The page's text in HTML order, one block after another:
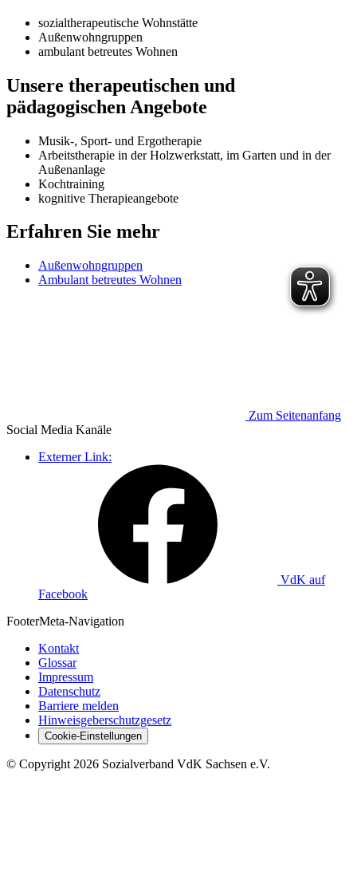
sozialtherapeutische Wohnstätte
Außenwohngruppen
ambulant betreutes Wohnen
Unsere therapeutischen und
pädagogischen Angebote
Musik-, Sport- und Ergotherapie
Arbeitstherapie in der Holzwerkstatt, im Garten und in der
Außenanlage
Kochtraining
kognitive Therapieangebote
Erfahren Sie mehr
Außenwohngruppen
Ambulant betreutes Wohnen
Zum Seitenanfang
Social Media Kanäle
Externer Link:
VdK auf
Facebook
FooterMeta-Navigation
Kontakt
Glossar
Impressum
Datenschutz
Barriere melden
Hinweisgeberschutzgesetz
Cookie-Einstellungen
© Copyright 2026 Sozialverband VdK Sachsen e.V.